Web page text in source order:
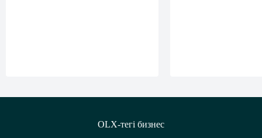
OLX-тегі бизнес